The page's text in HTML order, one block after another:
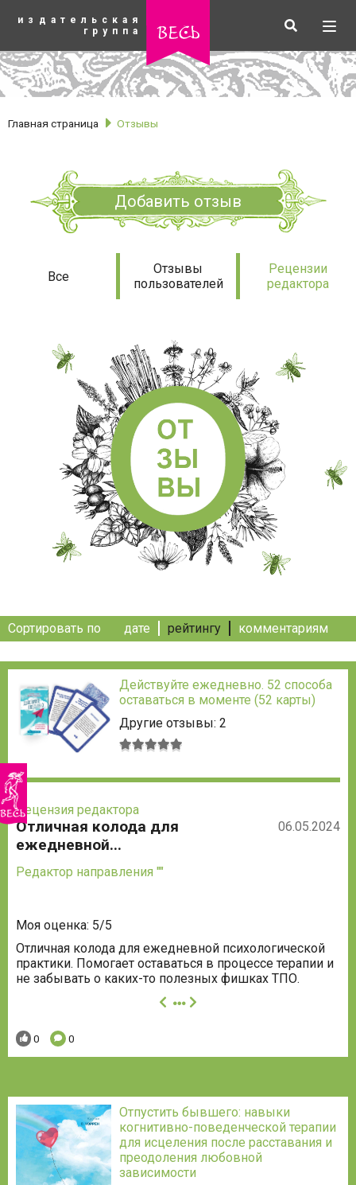
основному
издательская
группа
весь Искать
Главная страница Отзывы
Добавить отзыв
Отзывы
Все
Отзывы
пользователей
Рецензии
редактора
Сортировать по дате рейтингу комментариям
Действуйте ежедневно. 52 способа
оставаться в моменте (52 карты)
Другие отзывы: 2
5
Рецензия редактора
Отличная колода для
ежедневной...
06.05.2024
Редактор направления ""
Моя оценка: 5/5
Отличная колода для ежедневной психологической
практики. Помогает оставаться в процессе терапии и
не забывать о каких-то полезных фишках ТПО.
далее
Понравилось:
0 Комментариев:
0
Отпустить бывшего: навыки
когнитивно-поведенческой терапии
для исцеления после расставания и
преодоления любовной
зависимости